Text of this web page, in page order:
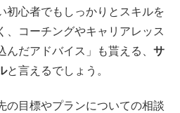
初心者でもしっかりとスキルを
、コーチングやキャリアレッス
だアドバイス」も貰える、 サ
と言えるでしょう。
の目標やプランについての相談